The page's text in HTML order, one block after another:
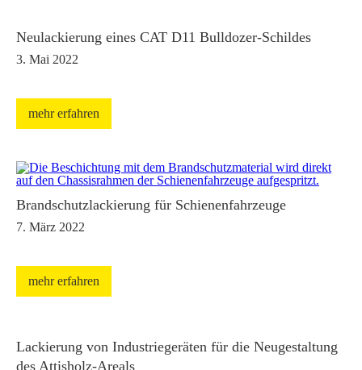
Neulackierung eines CAT D11 Bulldozer-Schildes
3. Mai 2022
mehr erfahren
Brandschutzlackierung für Schienenfahrzeuge
7. März 2022
mehr erfahren
Lackierung von Industriegeräten für die Neugestaltung
des Attisholz-Areals